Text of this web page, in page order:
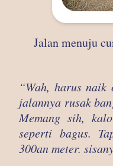
Jalan menuju
“Wah, harus naik
jalannya rusak
Memang sih,
seperti bagus.
300an meter.